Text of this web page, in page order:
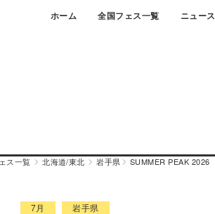
ホーム 全国フェス一覧 ニュース
ス一覧 北海道/東北 岩手県 SUMMER PEAK 2026
7月 岩手県